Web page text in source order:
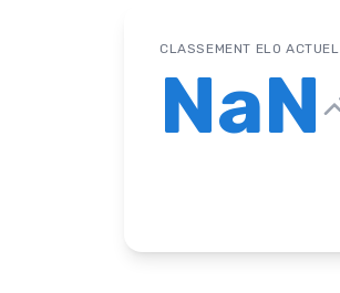
CLASSEMENT ELO ACTUEL
NaN